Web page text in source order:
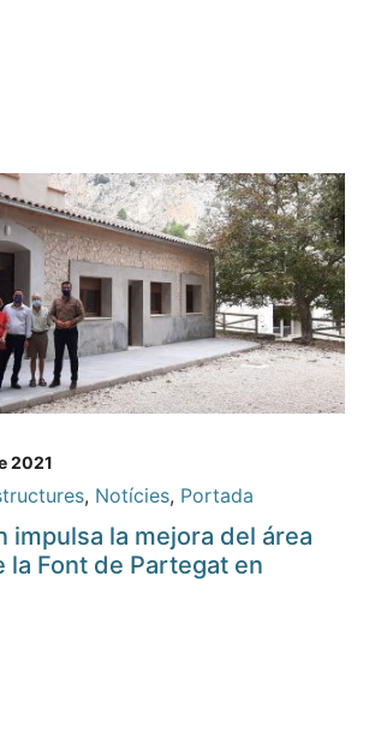
2021
, Notícies, Portada
impulsa la mejora del área
la Font de Partegat en